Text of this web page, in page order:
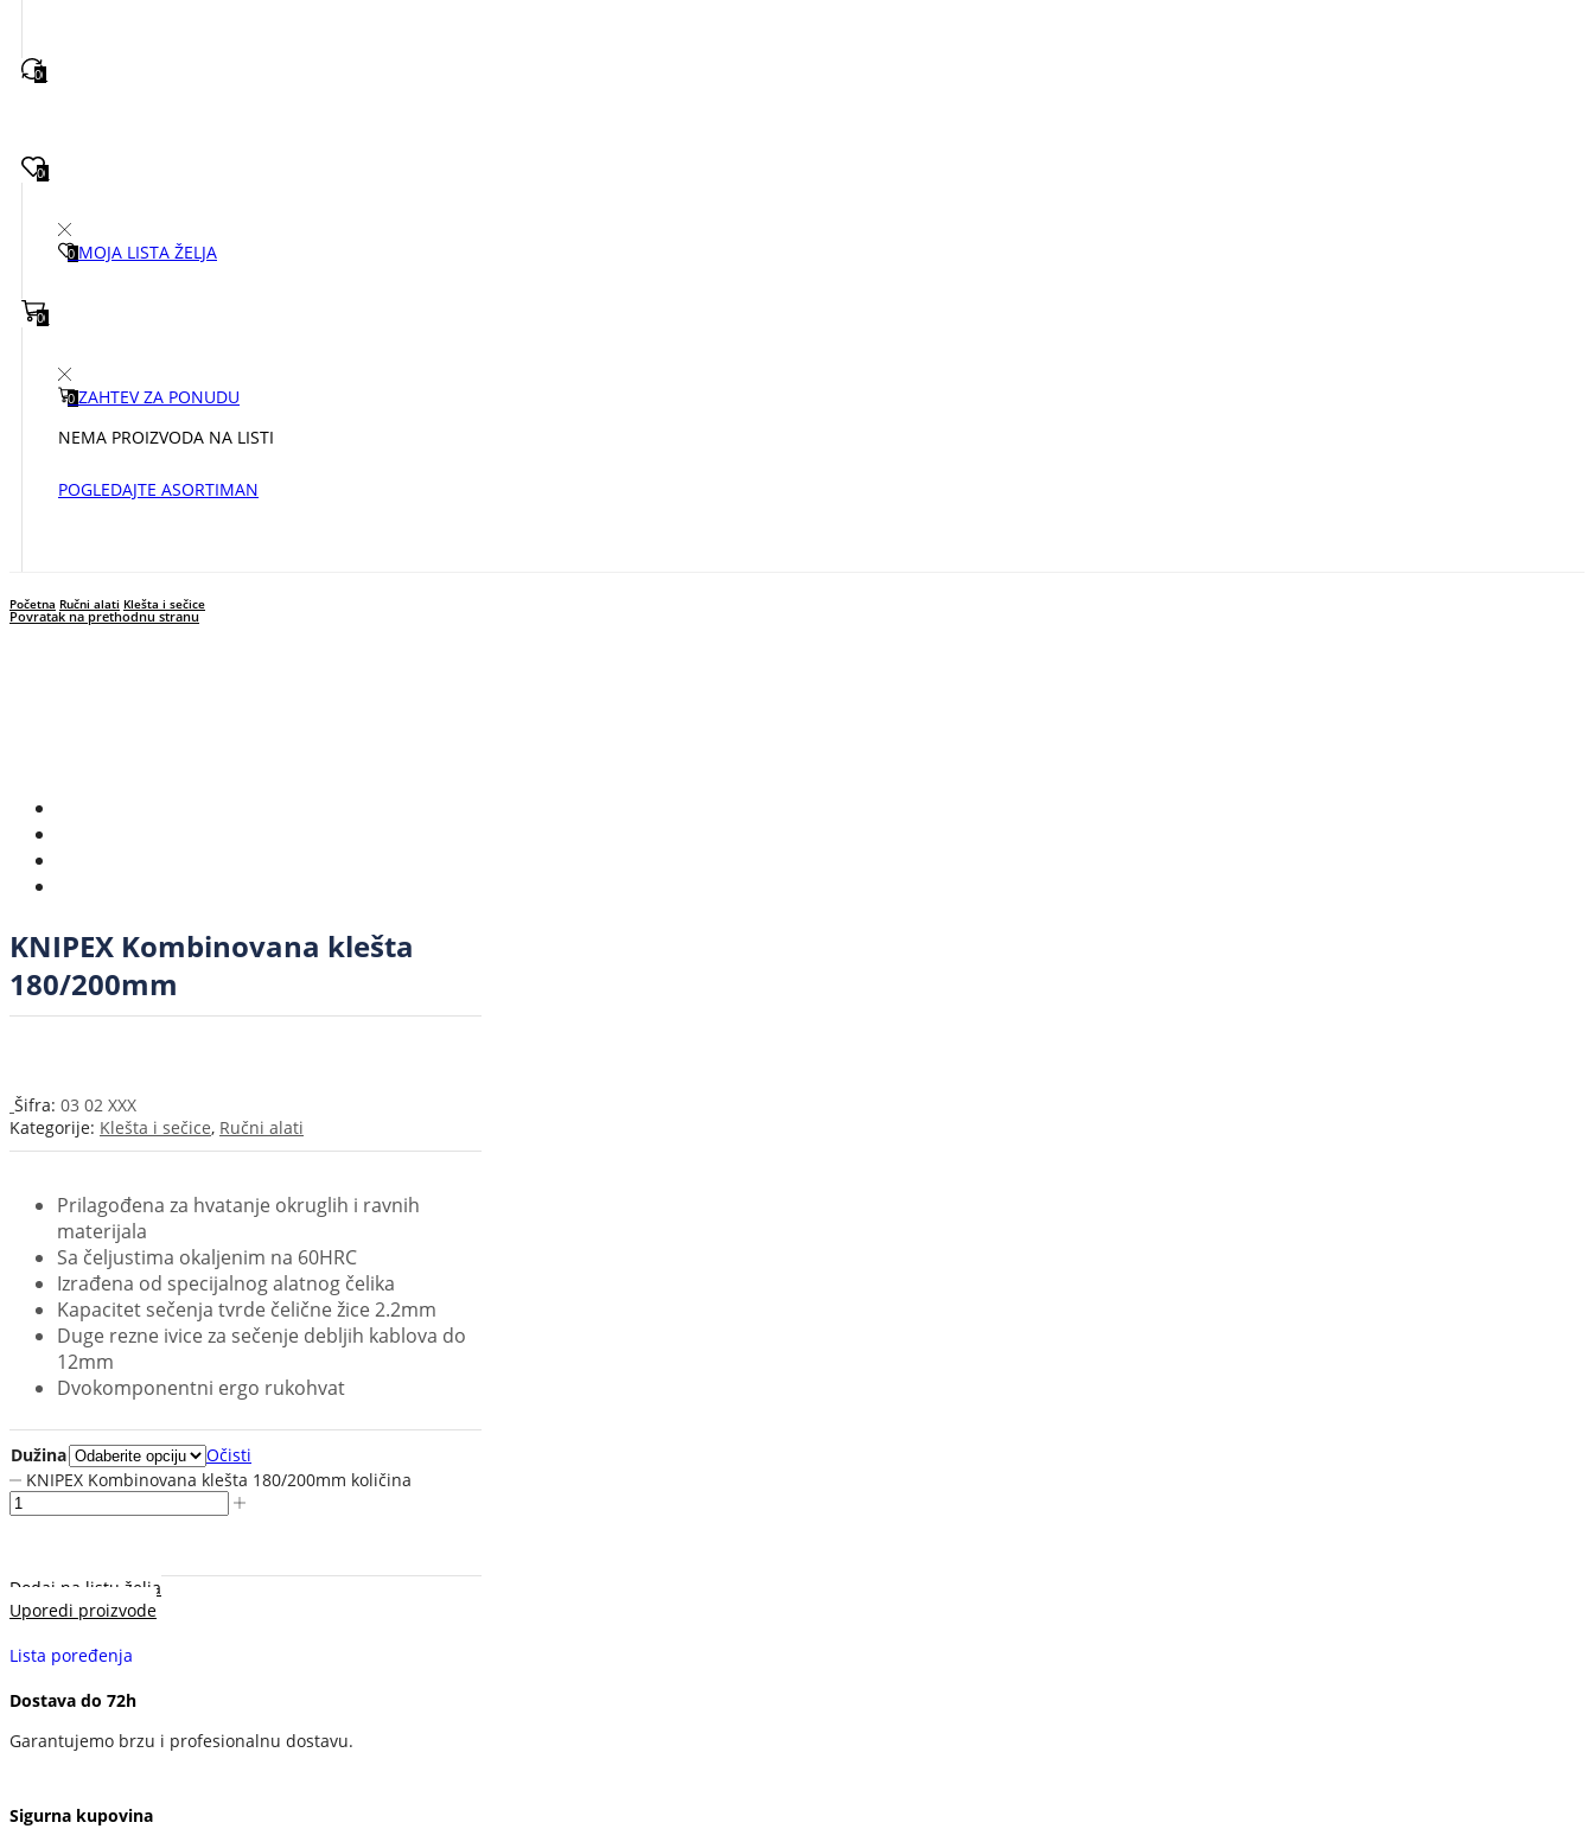
0
0
0
0
0 MOJA LISTA ŽELJA
0
0
0 ZAHTEV ZA PONUDU
NEMA PROIZVODA NA LISTI
POGLEDAJTE ASORTIMAN
Početna Ručni alati Klešta i sečice
Povratak na prethodnu stranu
KNIPEX Kombinovana klešta
180/200mm
Šifra: 03 02 XXX
Kategorije: Klešta i sečice, Ručni alati
Prilagođena za hvatanje okruglih i ravnih
materijala
Sa čeljustima okaljenim na 60HRC
Izrađena od specijalnog alatnog čelika
Kapacitet sečenja tvrde čelične žice 2.2mm
Duge rezne ivice za sečenje debljih kablova do
12mm
Dvokomponentni ergo rukohvat
Dužina
Očisti
KNIPEX Kombinovana klešta 180/200mm količina
Dodaj na listu želja
Uporedi proizvode
Lista poređenja
Dostava do 72h
Garantujemo brzu i profesionalnu dostavu.
Sigurna kupovina